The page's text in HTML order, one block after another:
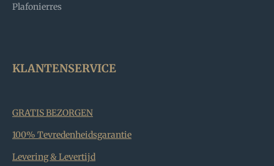
Plafonierres
KLANTENSERVICE
GRATIS BEZORGEN
100% Tevredenheidsgarantie
Levering & Levertijd